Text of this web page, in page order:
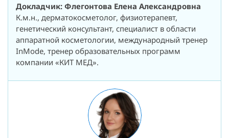
Докладчик: Флегонтова Елена Александровна
К.м.н., дерматокосметолог, физиотерапевт,
генетический консультант, специалист в области
аппаратной косметологии, международный тренер
InMode, тренер образовательных программ
компании «КИТ МЕД».